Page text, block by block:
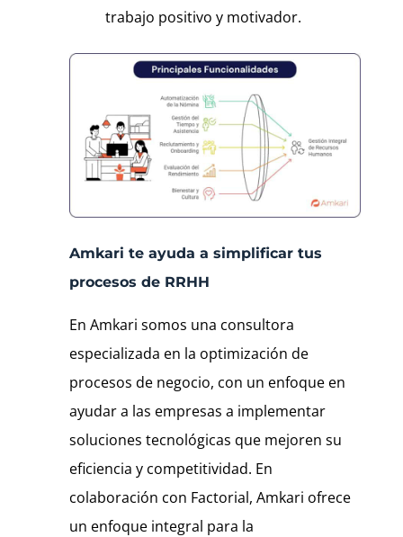
trabajo positivo y motivador.
Amkari te ayuda a simplificar tus
procesos de RRHH
En Amkari somos una consultora
especializada en la optimización de
procesos de negocio, con un enfoque en
ayudar a las empresas a implementar
soluciones tecnológicas que mejoren su
eficiencia y competitividad. En
colaboración con Factorial, Amkari ofrece
un enfoque integral para la